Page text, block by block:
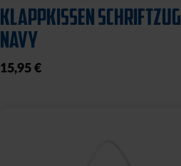
KLAPPKISSEN SCHRIFTZUG
NAVY
15,95 €